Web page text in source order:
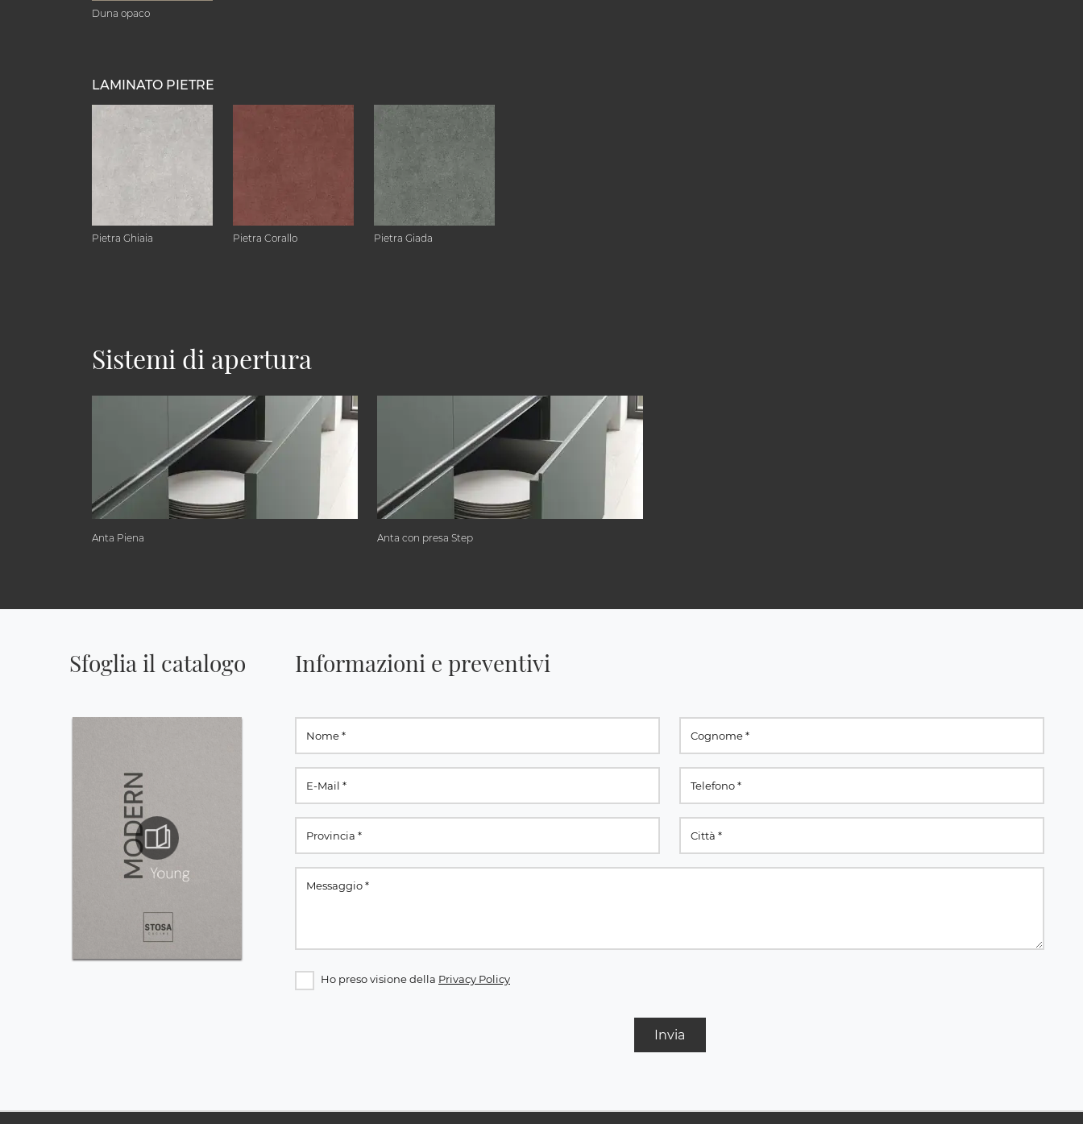
Duna opaco
LAMINATO PIETRE
Pietra Ghiaia Pietra Corallo Pietra Giada
Sistemi di apertura
Anta Piena Anta con presa Step
Sfoglia il catalogo Informazioni e preventivi
Ho preso visione della Privacy Policy
Invia